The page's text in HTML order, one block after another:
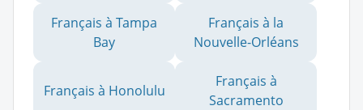
Français à Tampa
Bay
Français à la
Nouvelle-Orléans
Français à Honolulu
Français à
Sacramento